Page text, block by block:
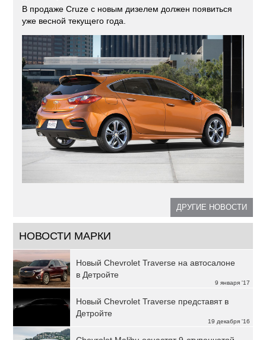
В продаже Cruze с новым дизелем должен появиться
уже весной текущего года.
ДРУГИЕ НОВОСТИ
НОВОСТИ МАРКИ
9 января '17
Новый Chevrolet Traverse на автосалоне
в Детройте
19 декабря '16
Новый Chevrolet Traverse представят в
Детройте